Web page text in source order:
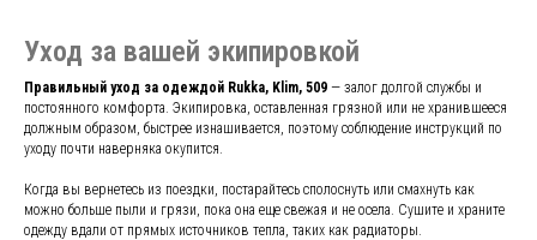
Уход за вашей экипировкой
Правильный уход за одеждой Rukka, Klim, 509 — залог долгой службы и
постоянного комфорта. Экипировка, оставленная грязной или не хранившееся
должным образом, быстрее изнашивается, поэтому соблюдение инструкций по
уходу почти наверняка окупится.
Когда вы вернетесь из поездки, постарайтесь сполоснуть или смахнуть как
можно больше пыли и грязи, пока она еще свежая и не осела. Сушите и храните
одежду вдали от прямых источников тепла, таких как радиаторы.